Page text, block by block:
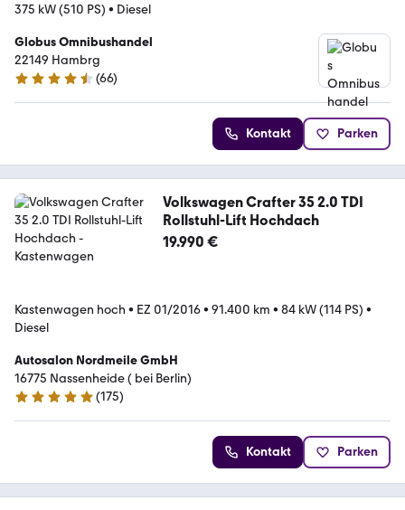
375 kW (510 PS) • Diesel
Globus Omnibushandel
22149 Hambrg
4.4 Sterne
(66)
Kontakt Parken
Volkswagen Crafter 35 2.0 TDI
Rollstuhl-Lift Hochdach
19.990 €
Kastenwagen hoch • EZ 01/2016• 91.400 km • 84 kW (114 PS) •
Diesel
Autosalon Nordmeile GmbH
16775 ­­­Nassenheide ( bei Berlin)
4.9 Sterne
(175)
Kontakt Parken